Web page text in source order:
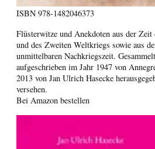
ISBN 978-1482046373
Flüsterwitze und Anekdoten aus der
und des Zweiten Weltkriegs sowie aus
unmittelbaren Nachkriegszeit.
aufgeschrieben im Jahr 1947 von
2013 von Jan Ulrich Hasecke
versehen.
Bei Amazon bestellen